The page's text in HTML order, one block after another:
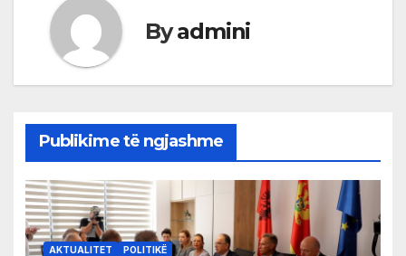
Byadmini
Publikime të ngjashme
AKTUALITET POLITIKË